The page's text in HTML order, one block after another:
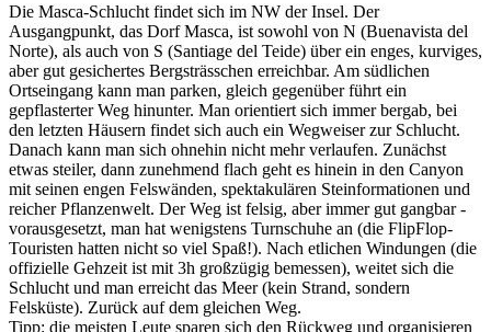
Die Masca-Schlucht findet sich im NW der Insel. Der
Ausgangpunkt, das Dorf Masca, ist sowohl von N (Buenavista del
Norte), als auch von S (Santiage del Teide) über ein enges, kurviges,
aber gut gesichertes Bergsträsschen erreichbar. Am südlichen
Ortseingang kann man parken, gleich gegenüber führt ein
gepflasterter Weg hinunter. Man orientiert sich immer bergab, bei
den letzten Häusern findet sich auch ein Wegweiser zur Schlucht.
Danach kann man sich ohnehin nicht mehr verlaufen. Zunächst
etwas steiler, dann zunehmend flach geht es hinein in den Canyon
mit seinen engen Felswänden, spektakulären Steinformationen und
reicher Pflanzenwelt. Der Weg ist felsig, aber immer gut gangbar -
vorausgesetzt, man hat wenigstens Turnschuhe an (die FlipFlop-
Touristen hatten nicht so viel Spaß!). Nach etlichen Windungen (die
offizielle Gehzeit ist mit 3h großzügig bemessen), weitet sich die
Schlucht und man erreicht das Meer (kein Strand, sondern
Felsküste). Zurück auf dem gleichen Weg.
Tipp: die meisten Leute sparen sich den Rückweg und organisieren